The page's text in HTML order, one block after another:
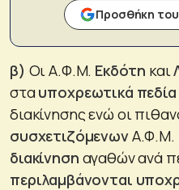
Προσθήκη
β) Οι Α.Φ.Μ. Εκδότη και
σταυποχρεωτικά πεδία
διακίνησης ενώ οι
συσχετιζόμενωνΑ.Φ.Μ.
διακίνηση αγαθών ανά
περιλαμβάνονται